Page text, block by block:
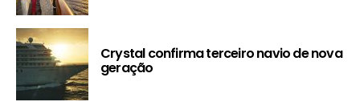
Crystal confirma terceiro navio de nova
geração